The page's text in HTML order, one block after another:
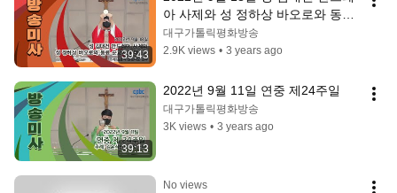
39:43
아 사제와 성 정하상 바오로와 동료
순교자들 대축일
대구가톨릭평화방송
2.9K views • 3 years ago
39:13
2022년 9월 11일 연중 제24주일
대구가톨릭평화방송
3K views • 3 years ago
No views